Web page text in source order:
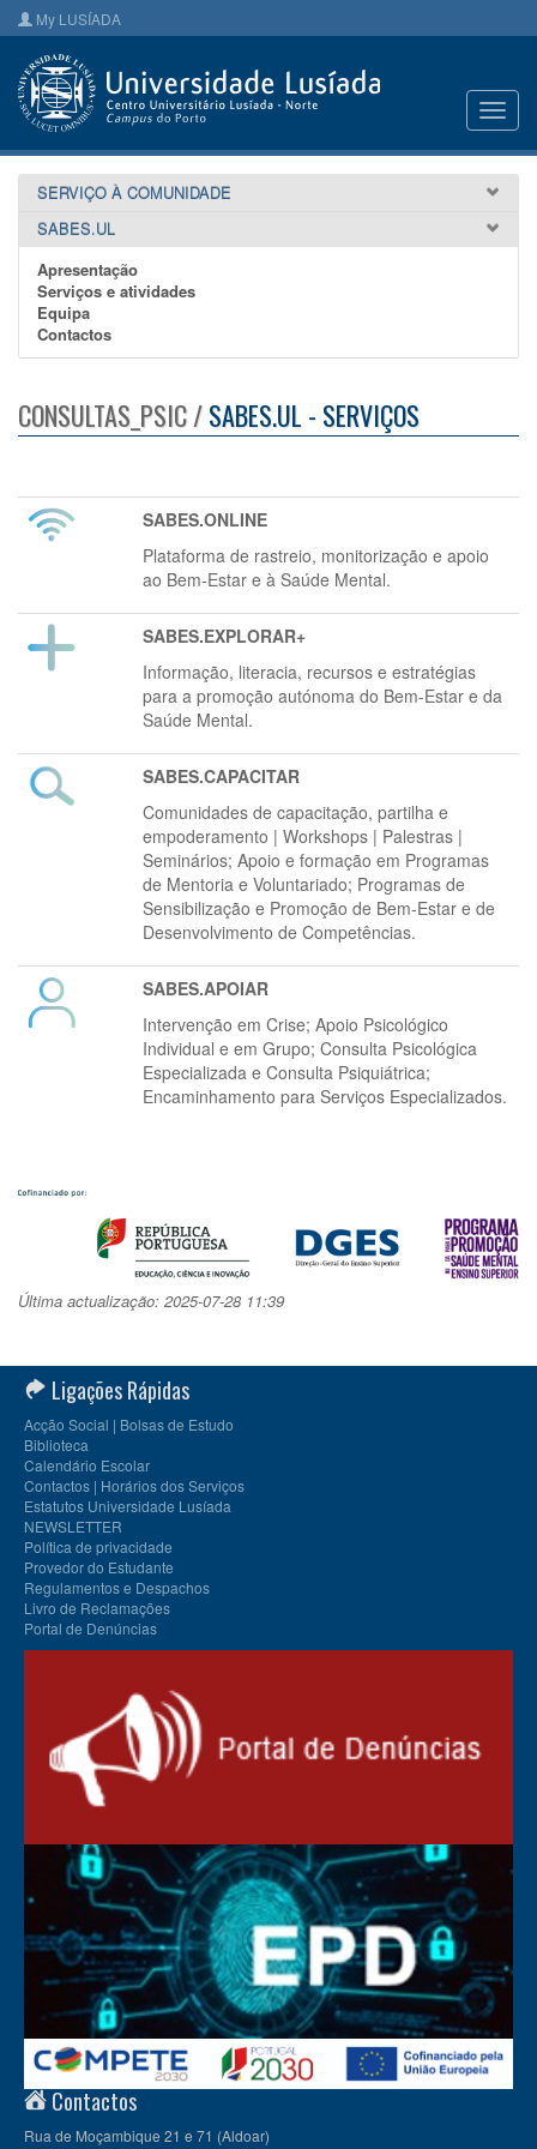
My LUSÍADA
SERVIÇO À COMUNIDADE
SABES.UL
Apresentação
Serviços e atividades
Equipa
Contactos
CONSULTAS_PSIC /SABES.UL - SERVIÇOS
SABES.ONLINE
Plataforma de rastreio, monitorização e apoio
ao Bem-Estar e à Saúde Mental.
SABES.EXPLORAR+
Informação, literacia, recursos e estratégias
para a promoção autónoma do Bem-Estar e da
Saúde Mental.
SABES.CAPACITAR
Comunidades de capacitação, partilha e
empoderamento | Workshops | Palestras |
Seminários; Apoio e formação em Programas
de Mentoria e Voluntariado; Programas de
Sensibilização e Promoção de Bem-Estar e de
Desenvolvimento de Competências.
SABES.APOIAR
Intervenção em Crise; Apoio Psicológico
Individual e em Grupo; Consulta Psicológica
Especializada e Consulta Psiquiátrica;
Encaminhamento para Serviços Especializados.
Última actualização: 2025-07-28 11:39
Ligações Rápidas
Acção Social | Bolsas de Estudo
Biblioteca
Calendário Escolar
Contactos | Horários dos Serviços
Estatutos Universidade Lusíada
NEWSLETTER
Política de privacidade
Provedor do Estudante
Regulamentos e Despachos
Livro de Reclamações
Portal de Denúncias
Contactos
Rua de Moçambique 21 e 71 (Aldoar)